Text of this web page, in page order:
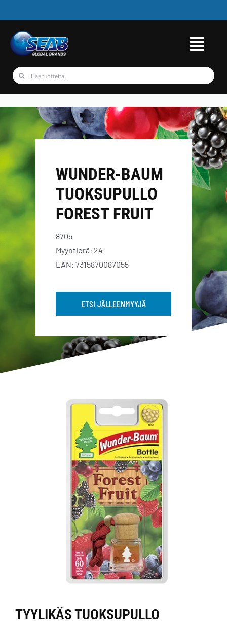
to
content
Etsi
WUNDER-BAUM
TUOKSUPULLO
FOREST FRUIT
8705
Myyntierä: 24
EAN: 7315870087055
ETSI JÄLLEENMYYJÄ
TYYLIKÄS TUOKSUPULLO